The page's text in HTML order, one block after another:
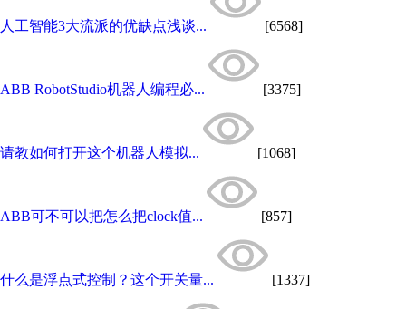
人工智能3大流派的优缺点浅谈... [6568]
ABB RobotStudio机器人编程必... [3375]
请教如何打开这个机器人模拟... [1068]
ABB可不可以把怎么把clock值... [857]
什么是浮点式控制？这个开关量... [1337]